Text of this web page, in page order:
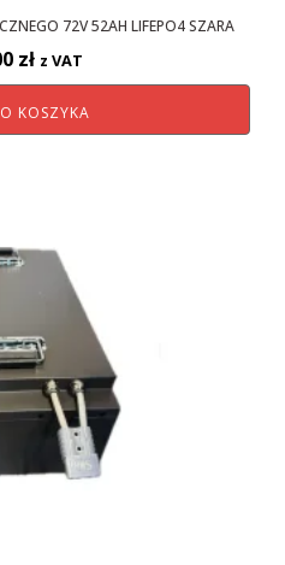
72V 52AH LIFEPO4 SZARA
zł z VAT
KOSZYKA